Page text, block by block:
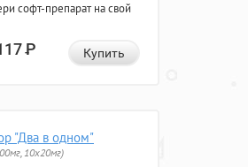
софт-препарат на свой
Р Купить
"Два в одном"
10x20мг)